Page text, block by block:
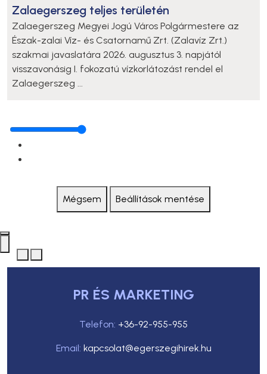
Zalaegerszeg teljes területén
Zalaegerszeg Megyei Jogú Város Polgármestere az
Észak-zalai Víz- és Csatornamű Zrt. (Zalavíz Zrt.)
szakmai javaslatára 2026. augusztus 3. napjától
visszavonásig I. fokozatú vízkorlátozást rendel el
Zalaegerszeg ...
Mégsem Beállítások mentése
PR ÉS MARKETING
Telefon: +36-92-955-955
Email: kapcsolat@egerszegihirek.hu